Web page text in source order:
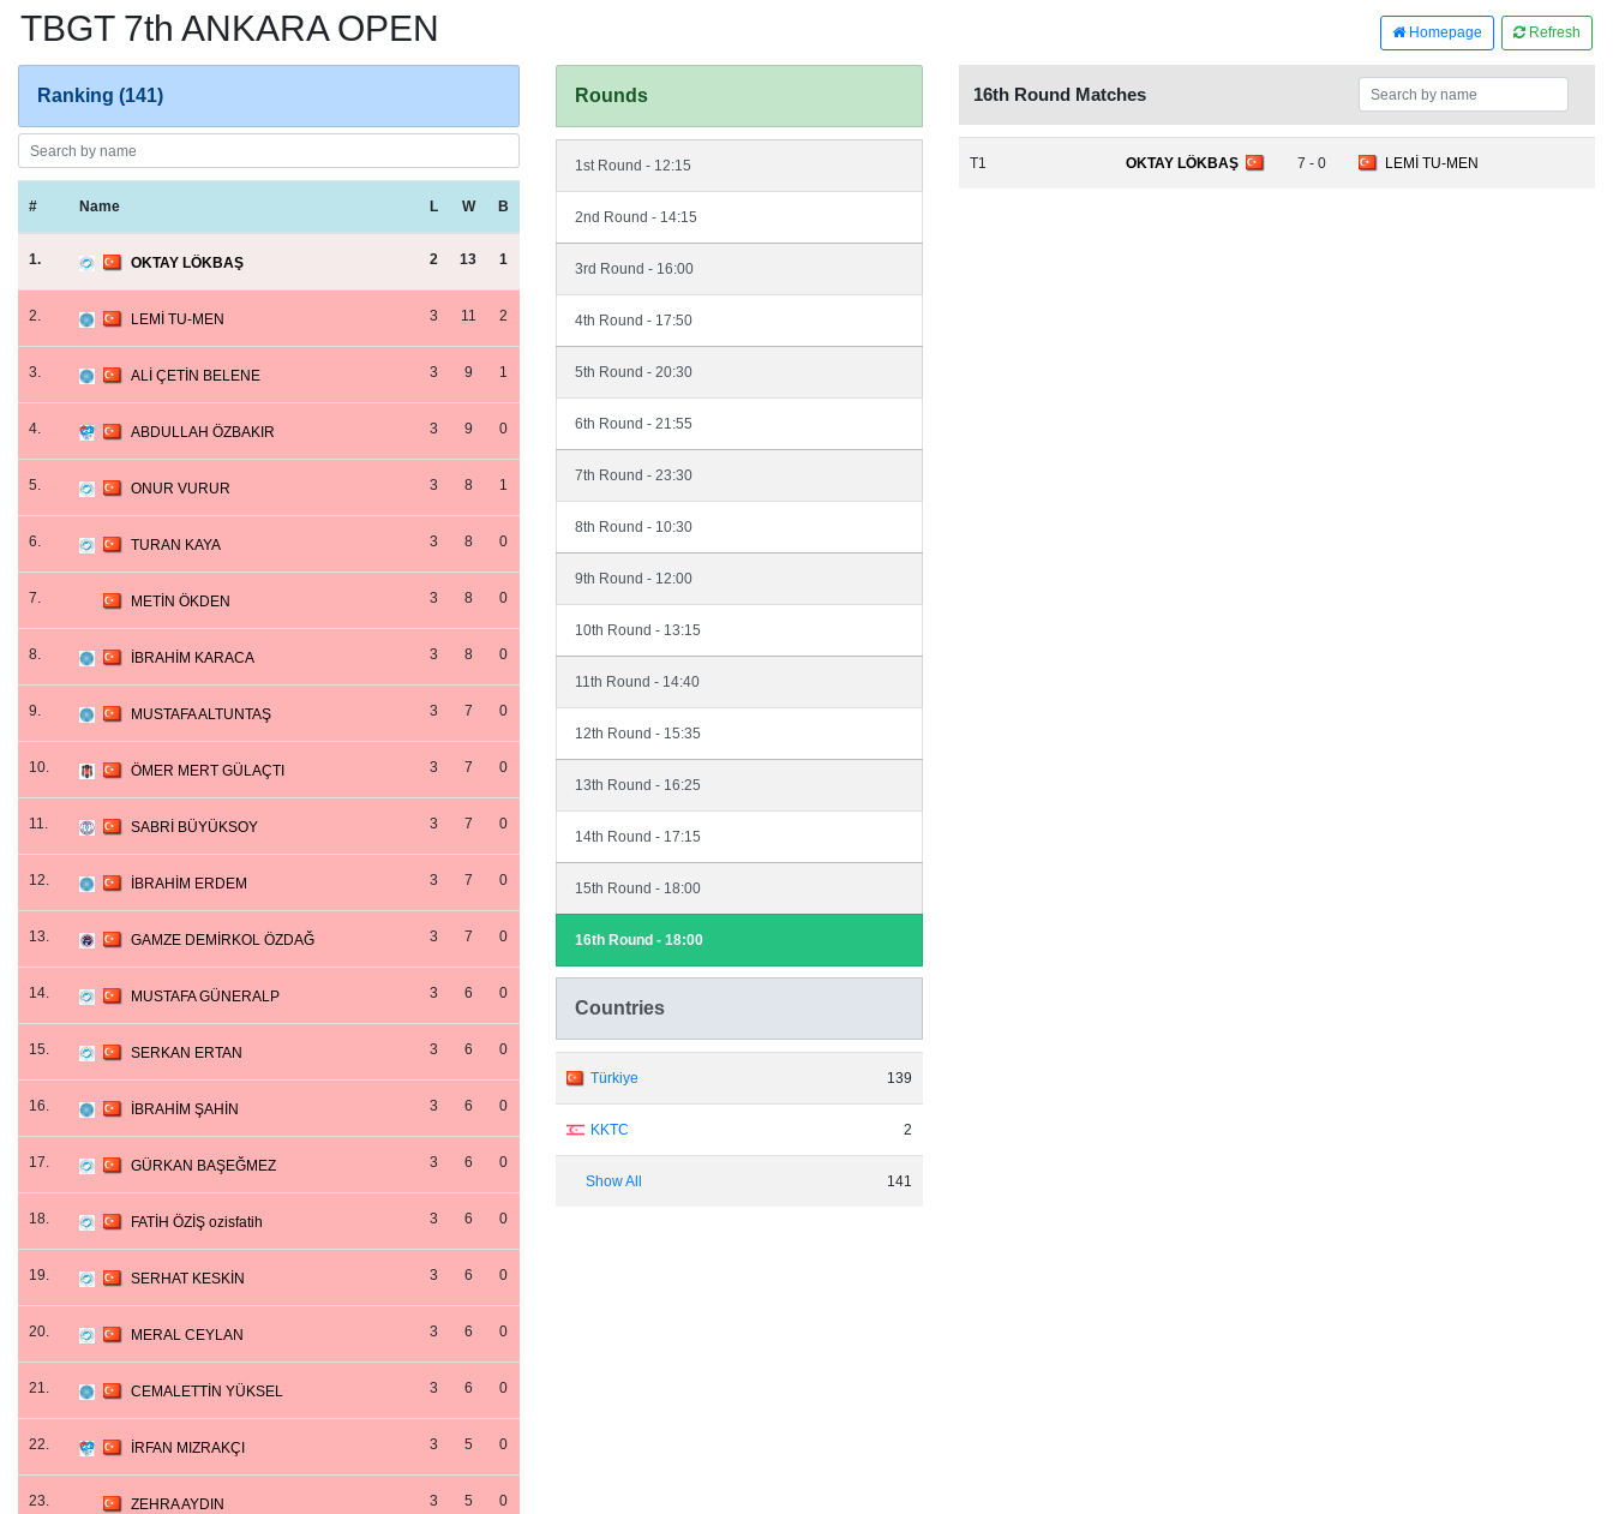
TBGT 7th ANKARA OPEN Homepage Refresh
Ranking (141)
# Name L W B
1. OKTAY LÖKBAŞ 2 13 1
2. LEMİ TU-MEN 3 11 2
3. ALİ ÇETİN BELENE 3 9 1
4. ABDULLAH ÖZBAKIR 3 9 0
5. ONUR VURUR 3 8 1
6. TURAN KAYA 3 8 0
7. METİN ÖKDEN 3 8 0
8. İBRAHİM KARACA 3 8 0
9. MUSTAFA ALTUNTAŞ 3 7 0
10. ÖMER MERT GÜLAÇTI 3 7 0
11. SABRİ BÜYÜKSOY 3 7 0
12. İBRAHİM ERDEM 3 7 0
13. GAMZE DEMİRKOL ÖZDAĞ 3 7 0
14. MUSTAFA GÜNERALP 3 6 0
15. SERKAN ERTAN 3 6 0
16. İBRAHİM ŞAHİN 3 6 0
17. GÜRKAN BAŞEĞMEZ 3 6 0
18. FATİH ÖZİŞ ozisfatih 3 6 0
19. SERHAT KESKİN 3 6 0
20. MERAL CEYLAN 3 6 0
21. CEMALETTİN YÜKSEL 3 6 0
22. İRFAN MIZRAKÇI 3 5 0
23. ZEHRA AYDIN 3 5 0
Rounds
1st Round - 12:15
2nd Round - 14:15
3rd Round - 16:00
4th Round - 17:50
5th Round - 20:30
6th Round - 21:55
7th Round - 23:30
8th Round - 10:30
9th Round - 12:00
10th Round - 13:15
11th Round - 14:40
12th Round - 15:35
13th Round - 16:25
14th Round - 17:15
15th Round - 18:00
16th Round - 18:00
Countries
Türkiye 139
KKTC 2
Show All 141
16th Round Matches
T1 OKTAY LÖKBAŞ 7 - 0 LEMİ TU-MEN